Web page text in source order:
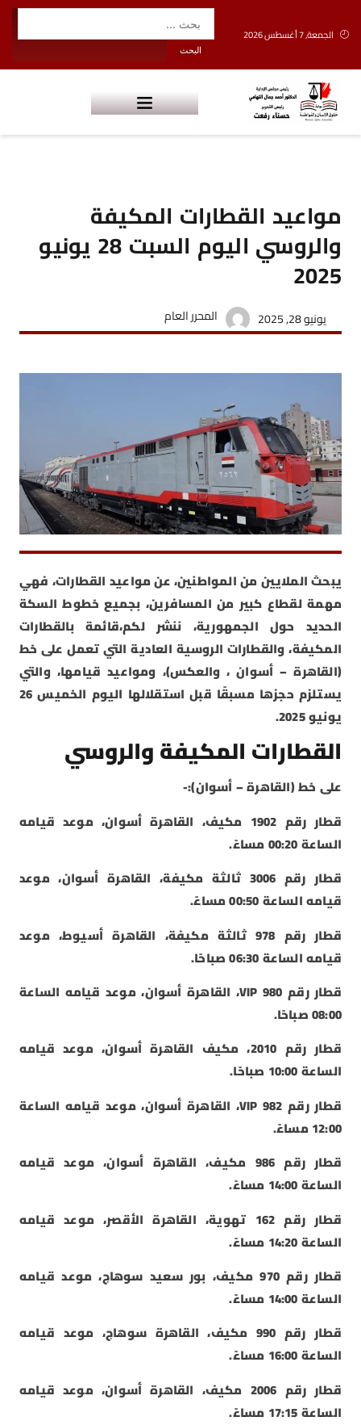
الجمعة, 7 أغسطس 2026
مواعيد القطارات المكيفة
والروسي اليوم السبت 28 يونيو
2025
يونيو 28, 2025 المحرر العام
يبحث الملايين من المواطنين، عن مواعيد القطارات، فهي
مهمة لقطاع كبير من المسافرين، بجميع خطوط السكة
الحديد حول الجمهورية، ننشر لكم،قائمة بالقطارات
المكيفة، والقطارات الروسية العادية التي تعمل على خط
(القاهرة – أسوان ، والعكس)، ومواعيد قيامها، والتي
يستلزم حجزها مسبقًا قبل استقلالها اليوم الخميس 26
يونيو 2025.
القطارات المكيفة والروسي
على خط (القاهرة – أسوان):-
قطار رقم 1902 مكيف، القاهرة أسوان، موعد قيامه
الساعة 00:20 مساءً.
قطار رقم 3006 ثالثة مكيفة، القاهرة أسوان، موعد
قيامه الساعة 00:50 مساءً.
قطار رقم 978 ثالثة مكيفة، القاهرة أسيوط، موعد
قيامه الساعة 06:30 صباحًا.
قطار رقم 980 VIP، القاهرة أسوان، موعد قيامه الساعة
08:00 صباحًا.
قطار رقم 2010، مكيف القاهرة أسوان، موعد قيامه
الساعة 10:00 صباحًا.
قطار رقم 982 VIP، القاهرة أسوان، موعد قيامه الساعة
12:00 مساءً.
قطار رقم 986 مكيف، القاهرة أسوان، موعد قيامه
الساعة 14:00 مساءً.
قطار رقم 162 تهوية، القاهرة الأقصر، موعد قيامه
الساعة 14:20 مساءً.
قطار رقم 970 مكيف، بور سعيد سوهاج، موعد قيامه
الساعة 14:00 مساءً.
قطار رقم 990 مكيف، القاهرة سوهاج، موعد قيامه
الساعة 16:00 مساءً.
قطار رقم 2006 مكيف، القاهرة أسوان، موعد قيامه
الساعة 17:15 مساءً.